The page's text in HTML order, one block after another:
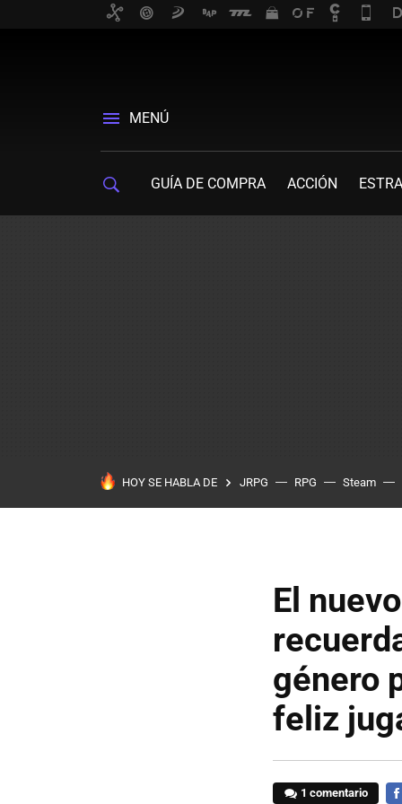
MENÚ
GUÍA DE COMPRA ACCIÓN
HOY SE HABLA DE JRPG RPG Steam
El
género
feliz
1 comentario